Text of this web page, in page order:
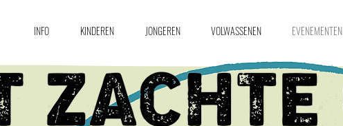
INFO KINDEREN JONGEREN VOLWASSENEN EVENEMENTEN